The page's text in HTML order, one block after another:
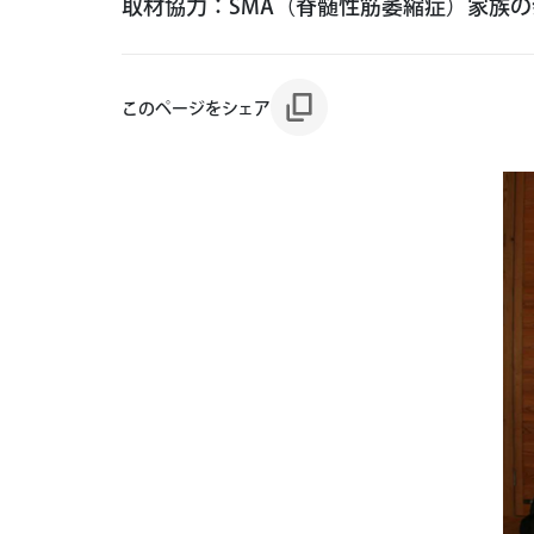
取材協力：SMA（脊髄性筋萎縮症）家族
このページをシェア